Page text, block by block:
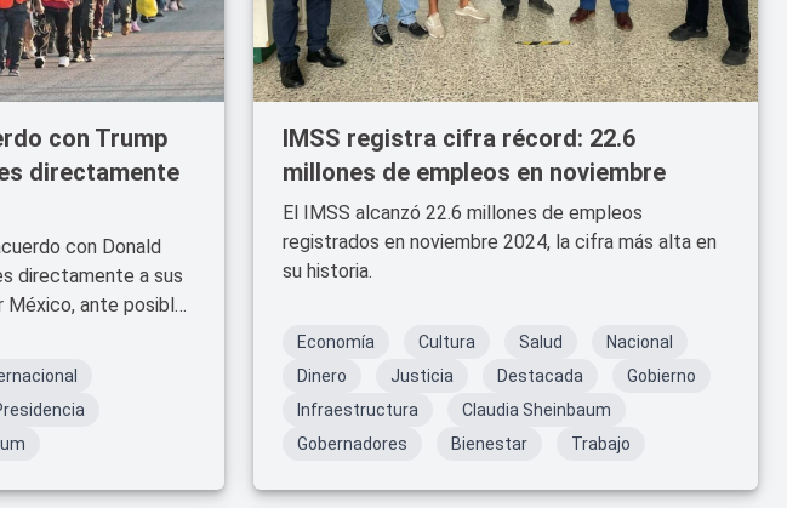
con Trump
directamente
con Donald
directamente a sus
ante posibles
IMSS registra cifra récord: 22.6
millones de empleos en noviembre
El IMSS alcanzó 22.6 millones de empleos
registrados en noviembre 2024, la cifra más alta en
su historia.
Economía Cultura Salud
Nacional
Dinero
Justicia Destacada
Gobierno
Infraestructura
Claudia Sheinbaum
Gobernadores
Bienestar Trabajo